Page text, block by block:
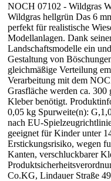
NOCH 07102 - Wildgras
Wildgras hellgrün Das 6
perfekt für realistische
Modellanlagen. Dank
Landschaftsmodelle ein
Gestaltung von
gleichmäßige Verteilung
Verarbeitung mit dem
Grasfläche werden ca.
Kleber benötigt.
0,05 kg Spurweite(n):
nach EU-
geeignet für Kinder unter
Erstickungsrisiko, wegen
Kanten, verschluckbarer
Co.KG, Lindauer Straße